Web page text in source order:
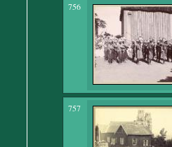
756
757